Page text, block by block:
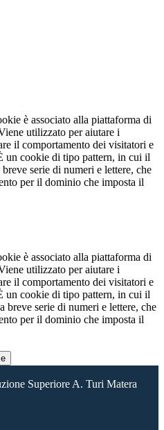
è associato alla piattaforma di
utilizzato per aiutare i
il comportamento dei visitatori e
un cookie di tipo pattern, in cui il
serie di numeri e lettere, che
per il dominio che imposta il
è associato alla piattaforma di
utilizzato per aiutare i
il comportamento dei visitatori e
un cookie di tipo pattern, in cui il
breve serie di numeri e lettere, che
per il dominio che imposta il
Superiore A. Turi Matera